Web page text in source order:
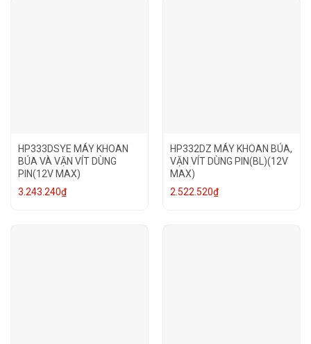
HP333DSYE MÁY KHOAN
BÚA VÀ VẶN VÍT DÙNG
PIN(12V MAX)
3.243.240₫
HP332DZ MÁY KHOAN BÚA,
VẶN VÍT DÙNG PIN(BL)(12V
MAX)
2.522.520₫